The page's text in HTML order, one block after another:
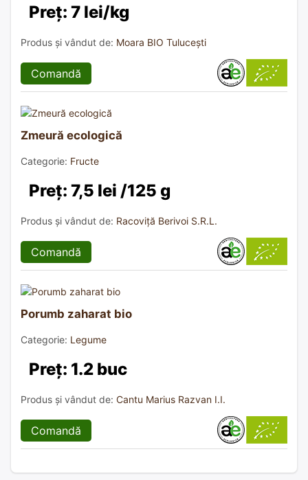
Preț: 7 lei/kg
Produs și vândut de: Moara BIO Tulucești
Comandă
Zmeură ecologică
Categorie: Fructe
Preț: 7,5 lei /125 g
Produs și vândut de: Racoviță Berivoi S.R.L.
Comandă
Porumb zaharat bio
Categorie: Legume
Preț: 1.2 buc
Produs și vândut de: Cantu Marius Razvan I.I.
Comandă